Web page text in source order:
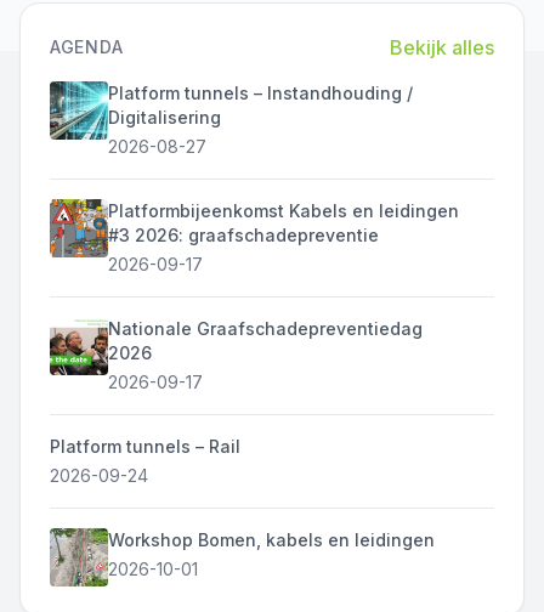
AGENDA Bekijk alles
Platform tunnels – Instandhouding /
Digitalisering
2026-08-27
Platformbijeenkomst Kabels en leidingen
#3 2026: graafschadepreventie
2026-09-17
Nationale Graafschadepreventiedag
2026
2026-09-17
Platform tunnels – Rail
2026-09-24
Workshop Bomen, kabels en leidingen
2026-10-01